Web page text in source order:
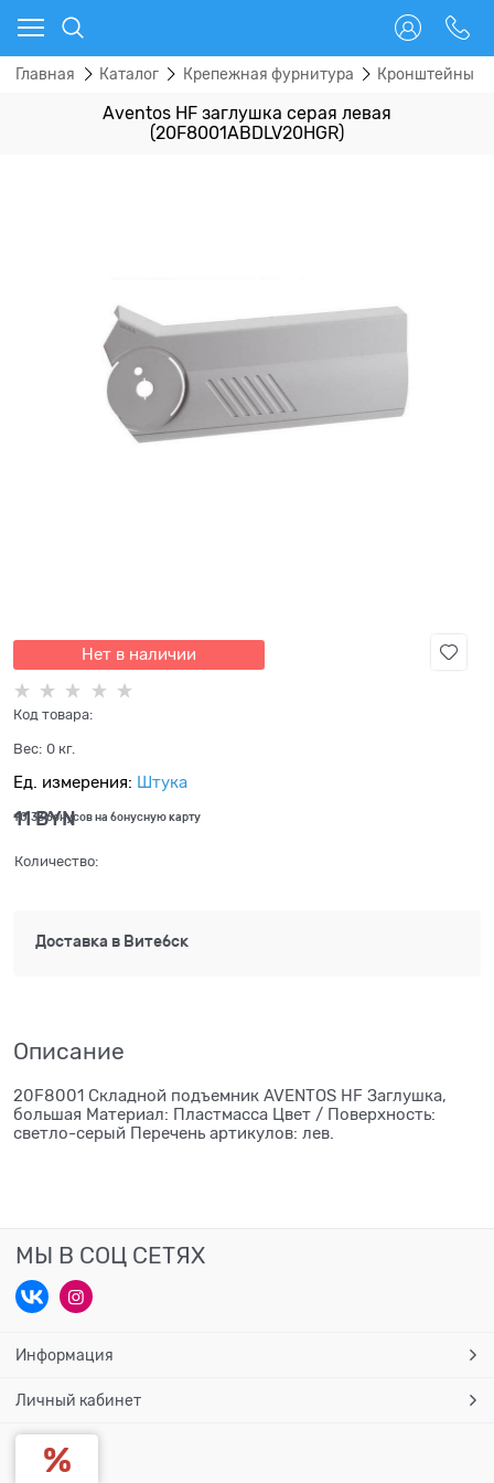
Главная Каталог Крепежная фурнитура Кронштейны
Aventos HF заглушка серая левая
(20F8001ABDLV20HGR)
Нет в наличии
Код товара:
Вес: 0 кг.
Ед. измерения: Штука
11 BYN
+0,33 бонусов на бонусную карту
Количество:
Доставка в Витебск
Описание
20F8001 Складной подъемник AVENTOS HF Заглушка,
большая Материал: Пластмасса Цвет / Поверхность:
светло-серый Перечень артикулов: лев.
МЫ В СОЦ СЕТЯХ
Информация
Личный кабинет